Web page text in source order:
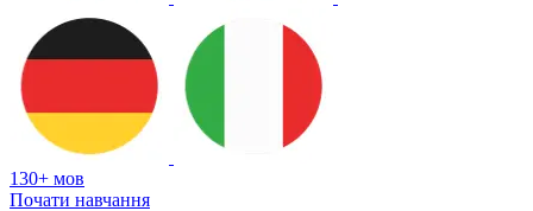
130+ мов
Почати навчання